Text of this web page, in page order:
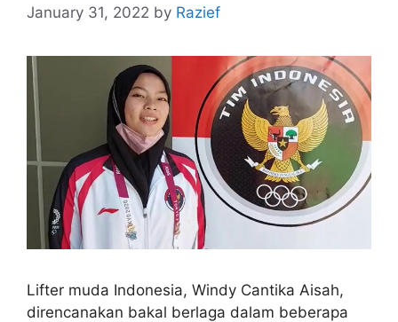
January 31, 2022 by Razief
Lifter muda Indonesia, Windy Cantika Aisah,
direncanakan bakal berlaga dalam beberapa